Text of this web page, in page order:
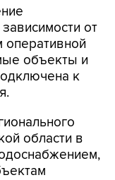
от
оперативной
объекты и
к
области в